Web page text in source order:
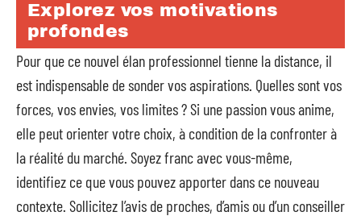
Explorez vos motivations
profondes
Pour que ce nouvel élan professionnel tienne la distance, il
est indispensable de sonder vos aspirations. Quelles sont vos
forces, vos envies, vos limites ? Si une passion vous anime,
elle peut orienter votre choix, à condition de la confronter à
la réalité du marché. Soyez franc avec vous-même,
identifiez ce que vous pouvez apporter dans ce nouveau
contexte. Sollicitez l’avis de proches, d’amis ou d’un conseiller